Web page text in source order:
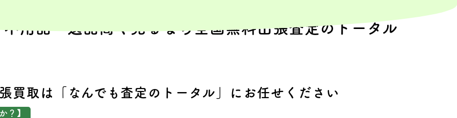
用品・遺品高く売るなら全国無料出張査定のトータル
買取は「なんでも査定のトータル」にお任せください
？】